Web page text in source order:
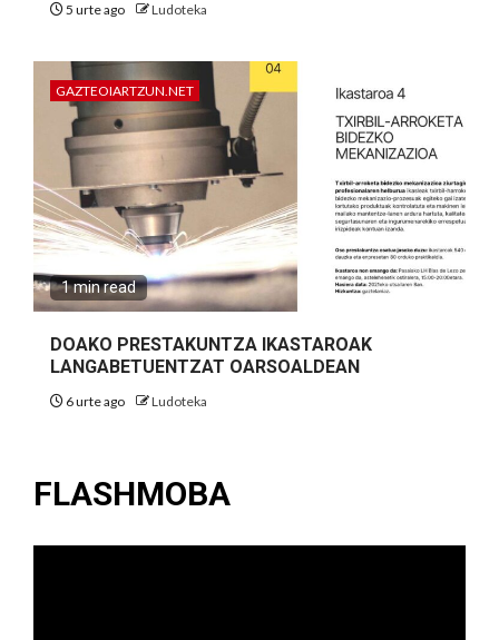
5 urte ago Ludoteka
GAZTEOIARTZUN.NET
1 min read
DOAKO PRESTAKUNTZA IKASTAROAK
LANGABETUENTZAT OARSOALDEAN
6 urte ago Ludoteka
FLASHMOBA